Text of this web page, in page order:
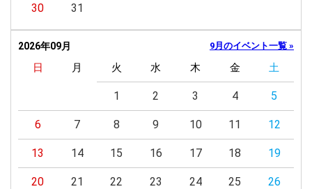
30 31
2026年09月 9月のイベント一覧 »
日 月 火 水 木 金 土
1 2 3 4 5
6 7 8 9 10 11 12
13 14 15 16 17 18 19
20 21 22 23 24 25 26